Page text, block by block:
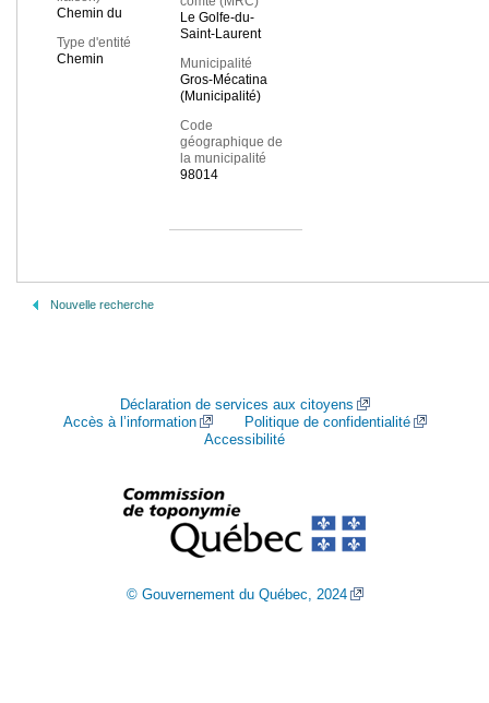
Chemin du
Type d'entité
Chemin
Le Golfe-du-
Saint-Laurent
Municipalité
Gros-Mécatina
(Municipalité)
Code
géographique de
la municipalité
98014
Nouvelle recherche
Déclaration de services aux citoyens
Accès à l’information
Politique de confidentialité
Accessibilité
© Gouvernement du Québec, 2024